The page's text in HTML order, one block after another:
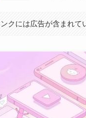
クには広告が含まれて